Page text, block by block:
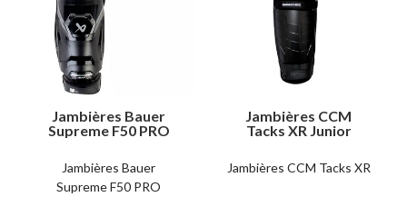
Jambières Bauer
Supreme F50 PRO
Jambières Bauer
Supreme F50 PRO
Jambières CCM
Tacks XR Junior
Jambières CCM Tacks XR